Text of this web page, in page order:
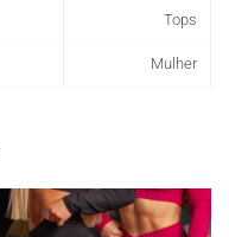
Tops
Mulher